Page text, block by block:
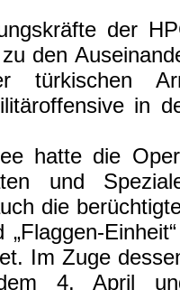
der
den
türkischen
in
hatte die
und
die
Im Zuge
4. April